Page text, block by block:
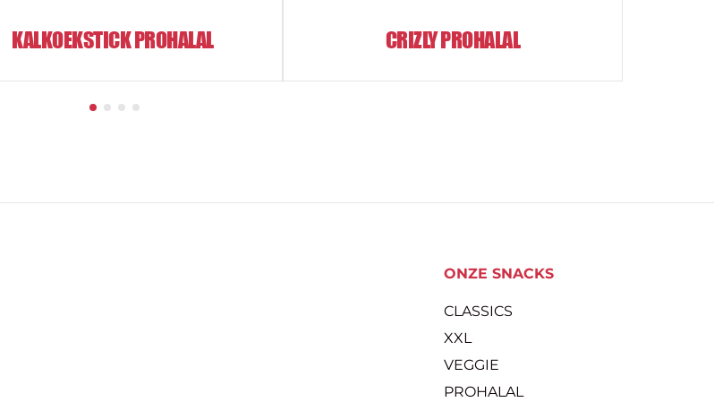
KALKOEKSTICK PROHALAL CRIZLY PROHALAL
ONZE SNACKS
CLASSICS
XXL
VEGGIE
PROHALAL